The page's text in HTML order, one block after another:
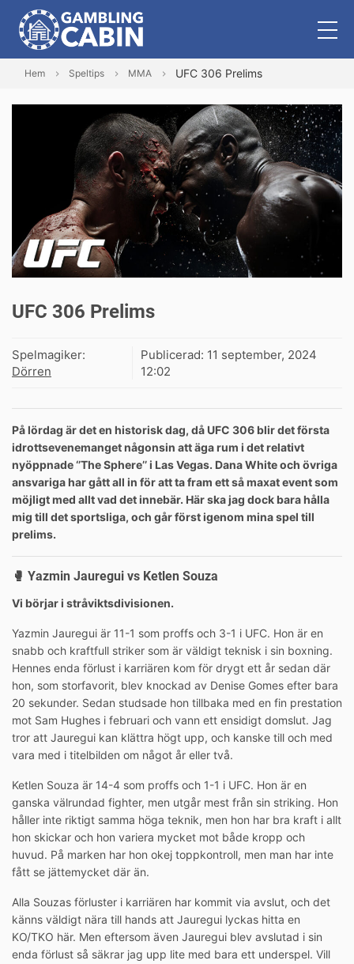
Hem Speltips MMA UFC 306 Prelims
UFC 306 Prelims
Spelmagiker:
Dörren
Publicerad: 11 september, 2024
12:02
På lördag är det en historisk dag, då UFC 306 blir det första
idrottsevenemanget någonsin att äga rum i det relativt
nyöppnade ‘’The Sphere’’ i Las Vegas. Dana White och övriga
ansvariga har gått all in för att ta fram ett så maxat event som
möjligt med allt vad det innebär. Här ska jag dock bara hålla
mig till det sportsliga, och går först igenom mina spel till
prelims.
🥊 Yazmin Jauregui vs Ketlen Souza
Vi börjar i stråviktsdivisionen.
Yazmin Jauregui är 11-1 som proffs och 3-1 i UFC. Hon är en
snabb och kraftfull striker som är väldigt teknisk i sin boxning.
Hennes enda förlust i karriären kom för drygt ett år sedan där
hon, som storfavorit, blev knockad av Denise Gomes efter bara
20 sekunder. Sedan studsade hon tillbaka med en fin prestation
mot Sam Hughes i februari och vann ett ensidigt domslut. Jag
tror att Jauregui kan klättra högt upp, och kanske till och med
vara med i titelbilden om något år eller två.
Ketlen Souza är 14-4 som proffs och 1-1 i UFC. Hon är en
ganska välrundad fighter, men utgår mest från sin striking. Hon
håller inte riktigt samma höga teknik, men hon har bra kraft i allt
hon skickar och hon variera mycket mot både kropp och
huvud. På marken har hon okej toppkontroll, men man har inte
fått se jättemycket där än.
Alla Souzas förluster i karriären har kommit via avslut, och det
känns väldigt nära till hands att Jauregui lyckas hitta en
KO/TKO här. Men eftersom även Jauregui blev avslutad i sin
enda förlust så säkrar jag upp lite med bara ett underspel. Vill